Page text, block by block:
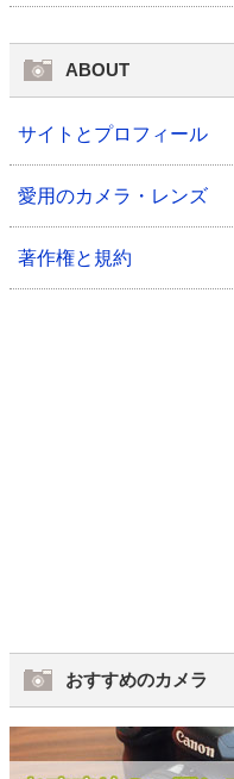
ABOUT
サイトとプロフィール
愛用のカメラ・レンズ
著作権と規約
おすすめのカメラ